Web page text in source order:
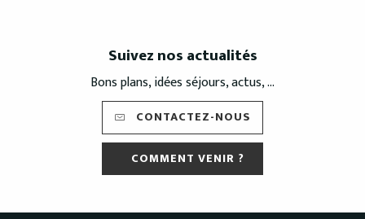
Suivez nos actualités
Bons plans, idées séjours, actus, ...
CONTACTEZ-NOUS
COMMENT VENIR ?